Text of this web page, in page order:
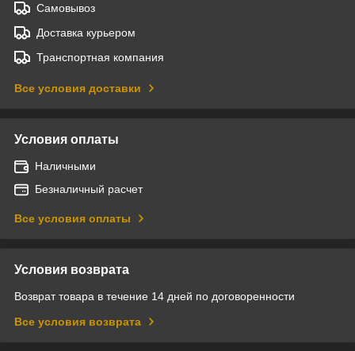
Самовывоз
Доставка курьером
Транспортная компания
Все условия доставки
Условия оплаты
Наличными
Безналичный расчет
Все условия оплаты
Условия возврата
Возврат товара в течение 14 дней по договоренности
Все условия возврата